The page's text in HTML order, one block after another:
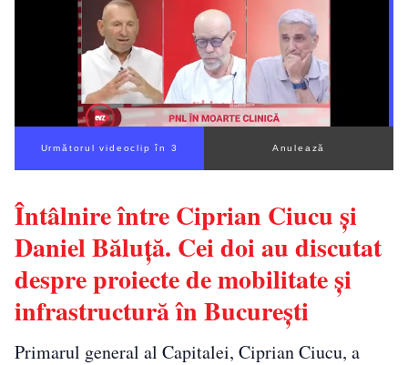
Următorul videoclip în 2 Anulează
Întâlnire între Ciprian Ciucu și
Daniel Băluță. Cei doi au discutat
despre proiecte de mobilitate și
infrastructură în București
Primarul general al Capitalei, Ciprian Ciucu, a